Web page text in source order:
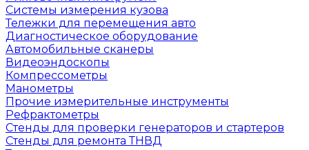
Системы измерения кузова
Тележки для перемещения авто
Диагностическое оборудование
Автомобильные сканеры
Видеоэндоскопы
Компрессометры
Манометры
Прочие измерительные инструменты
Рефрактометры
Стенды для проверки генераторов и стартеров
Стенды для ремонта ТНВД